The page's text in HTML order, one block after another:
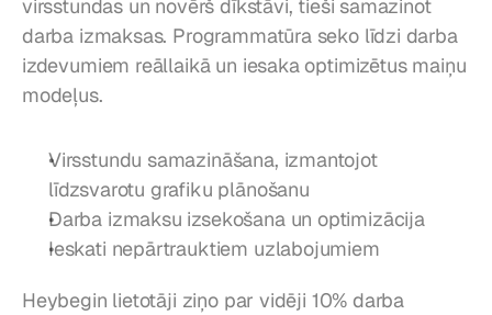
virsstundas un novērš dīkstāvi, tieši samazinot
darba izmaksas. Programmatūra seko līdzi darba
izdevumiem reāllaikā un iesaka optimizētus maiņu
modeļus.
Virsstundu samazināšana, izmantojot
līdzsvarotu grafiku plānošanu
Darba izmaksu izsekošana un optimizācija
Ieskati nepārtrauktiem uzlabojumiem
Heybegin lietotāji ziņo par vidēji 10% darba